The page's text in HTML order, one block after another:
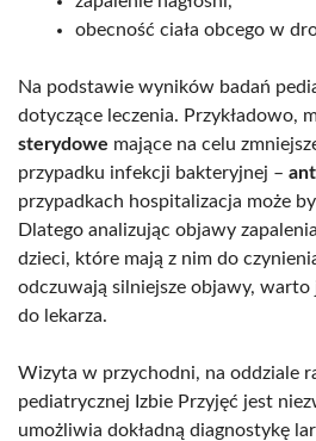
obecność ciała obcego w
Na podstawie wyników badań
dotyczące leczenia. Przykładowo,
sterydowe mające na celu
przypadku infekcji bakteryjnej –
przypadkach hospitalizacja może
Dlatego analizując objawy
dzieci, które mają z nim do
odczuwają silniejsze objawy, warto
do lekarza.
Wizyta w przychodni, na oddziale
pediatrycznej Izbie Przyjęć jest
umożliwia dokładną diagnostykę